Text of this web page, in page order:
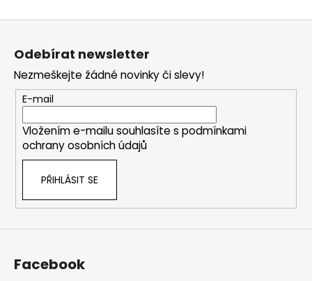
Z
Odebírat newsletter
Nezmeškejte žádné novinky či slevy!
E-mail
Vložením e-mailu souhlasíte s podmínkami
ochrany osobních údajů
PŘIHLÁSIT SE
Facebook